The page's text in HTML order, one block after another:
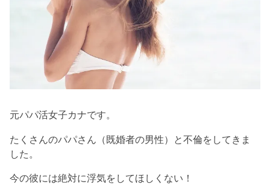
元パパ活女子カナです。
たくさんのパパさん（既婚者の男性）と不倫をしてきま
した。
今の彼には絶対に浮気をしてほしくない！